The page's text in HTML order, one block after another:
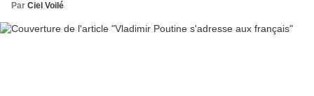
Par Ciel Voilé